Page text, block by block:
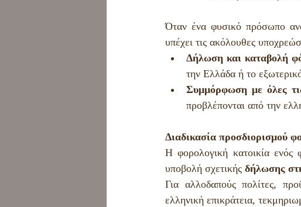
Όταν ένα φυσικό πρόσωπο
υπέχει τις ακόλουθες
Δήλωση και καταβολή
την Ελλάδα ή το
Συμμόρφωση με όλες
προβλέπονται από την
Διαδικασία προσδιορισμού
Η φορολογική κατοικία ενός
υποβολή σχετικής δήλωσης
Για αλλοδαπούς πολίτες,
ελληνική επικράτεια,